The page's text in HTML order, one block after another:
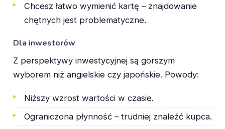
Chcesz łatwo wymienić kartę – znajdowanie
chętnych jest problematyczne.
Dla inwestorów
Z perspektywy inwestycyjnej są gorszym
wyborem niż angielskie czy japońskie. Powody:
Niższy wzrost wartości w czasie.
Ograniczona płynność – trudniej znaleźć kupca.